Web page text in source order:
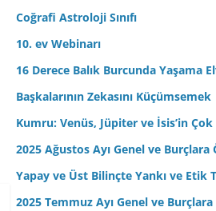
Coğrafi Astroloji Sınıfı
10. ev Webinarı
16 Derece Balık Burcunda Yaşama
Başkalarının Zekasını Küçümsemek
Kumru: Venüs, Jüpiter ve İsis’in
2025 Ağustos Ayı Genel ve
Yapay ve Üst Bilinçte Yankı ve
2025 Temmuz Ayı Genel ve